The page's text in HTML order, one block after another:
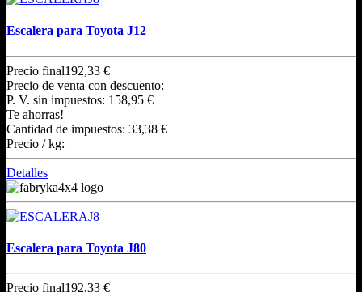
Escalera para Toyota J12
Precio final192,33 €
Precio de venta con descuento:
P. V. sin impuestos: 158,95 €
Te ahorras!
Cantidad de impuestos: 33,38 €
Precio / kg:
Detalles
Escalera para Toyota J80
Precio final192,33 €